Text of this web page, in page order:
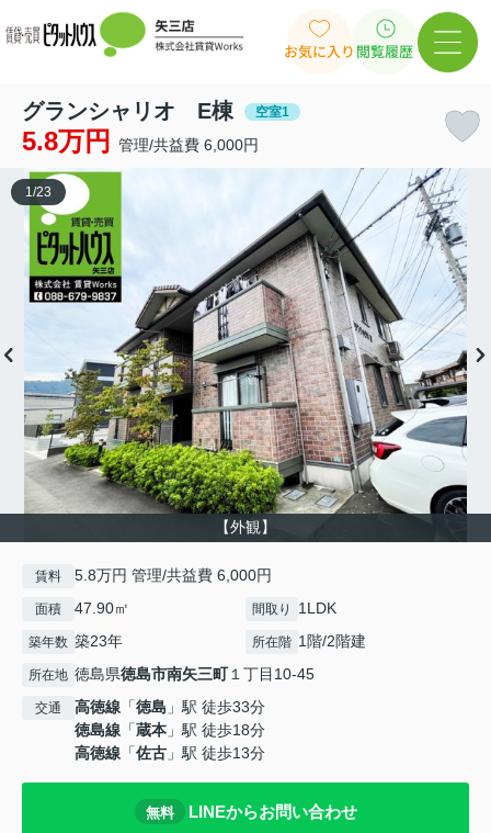
お気に入り 閲覧履歴
グランシャリオ E棟 空室1
5.8万円 管理/共益費 6,000円
【外観】
1/23
賃料 5.8万円 管理/共益費 6,000円
面積 47.90㎡ 間取り 1LDK
築年数 築23年 所在階 1階/2階建
所在地 徳島県徳島市南矢三町１丁目10-45
交通 高徳線 「徳島 」駅 徒歩33分
徳島線 「蔵本 」駅 徒歩18分
高徳線 「佐古 」駅 徒歩13分
無料 LINEからお問い合わせ